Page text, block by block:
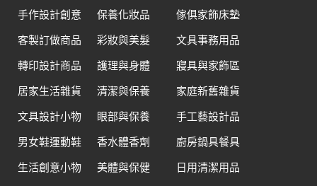
手作設計創意
客製訂做商品
轉印設計商品
居家生活雜貨
文具設計小物
男女鞋運動鞋
生活創意小物
保養化妝品
彩妝與美髮
護理與身體
清潔與保養
眼部與保養
香水體香劑
美體與保健
傢俱家飾床墊
文具事務用品
寢具與家飾區
家庭新舊雜貨
手工藝設計品
廚房鍋具餐具
日用清潔用品